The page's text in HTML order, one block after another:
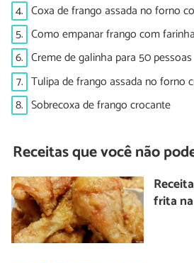
4. Coxa de frango assada no forno
5. Como empanar frango com
6. Creme de galinha para 50 pessoas
7. Tulipa de frango assada no forno
8. Sobrecoxa de frango crocante
Receitas que você não
frita